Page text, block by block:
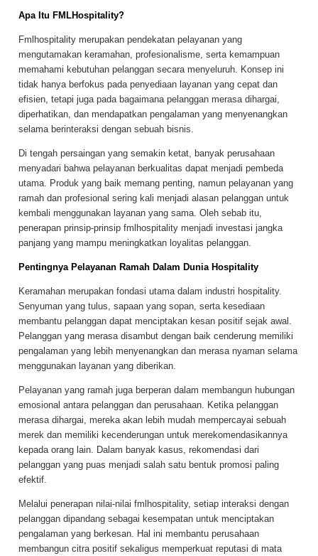
Apa Itu FMLHospitality?
Fmlhospitality merupakan pendekatan pelayanan yang
mengutamakan keramahan, profesionalisme, serta kemampuan
memahami kebutuhan pelanggan secara menyeluruh. Konsep ini
tidak hanya berfokus pada penyediaan layanan yang cepat dan
efisien, tetapi juga pada bagaimana pelanggan merasa dihargai,
diperhatikan, dan mendapatkan pengalaman yang menyenangkan
selama berinteraksi dengan sebuah bisnis.
Di tengah persaingan yang semakin ketat, banyak perusahaan
menyadari bahwa pelayanan berkualitas dapat menjadi pembeda
utama. Produk yang baik memang penting, namun pelayanan yang
ramah dan profesional sering kali menjadi alasan pelanggan untuk
kembali menggunakan layanan yang sama. Oleh sebab itu,
penerapan prinsip-prinsip fmlhospitality menjadi investasi jangka
panjang yang mampu meningkatkan loyalitas pelanggan.
Pentingnya Pelayanan Ramah Dalam Dunia Hospitality
Keramahan merupakan fondasi utama dalam industri hospitality.
Senyuman yang tulus, sapaan yang sopan, serta kesediaan
membantu pelanggan dapat menciptakan kesan positif sejak awal.
Pelanggan yang merasa disambut dengan baik cenderung memiliki
pengalaman yang lebih menyenangkan dan merasa nyaman selama
menggunakan layanan yang diberikan.
Pelayanan yang ramah juga berperan dalam membangun hubungan
emosional antara pelanggan dan perusahaan. Ketika pelanggan
merasa dihargai, mereka akan lebih mudah mempercayai sebuah
merek dan memiliki kecenderungan untuk merekomendasikannya
kepada orang lain. Dalam banyak kasus, rekomendasi dari
pelanggan yang puas menjadi salah satu bentuk promosi paling
efektif.
Melalui penerapan nilai-nilai fmlhospitality, setiap interaksi dengan
pelanggan dipandang sebagai kesempatan untuk menciptakan
pengalaman yang berkesan. Hal ini membantu perusahaan
membangun citra positif sekaligus memperkuat reputasi di mata